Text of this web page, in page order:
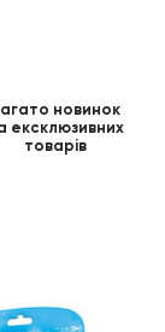
новинок
ексклюзивних
товарів